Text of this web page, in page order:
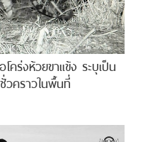
ร่งห้วยขาแข้ง ระบุเป็น
วคราวในพื้นที่